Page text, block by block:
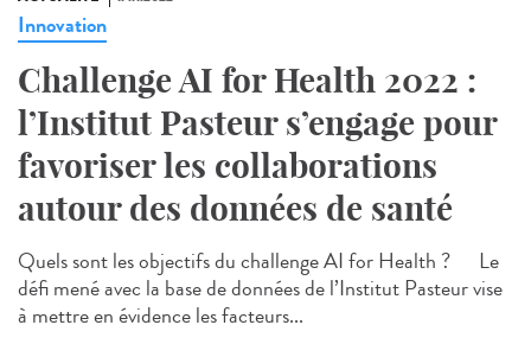
Innovation
Challenge AI for Health 2022 :
l’Institut Pasteur s’engage pour
favoriser les collaborations
autour des données de santé
Quels sont les objectifs du challenge AI for Health ? Le
défi mené avec la base de données de l’Institut Pasteur vise
à mettre en évidence les facteurs...